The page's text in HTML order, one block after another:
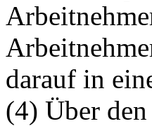
darauf in
(4) Über